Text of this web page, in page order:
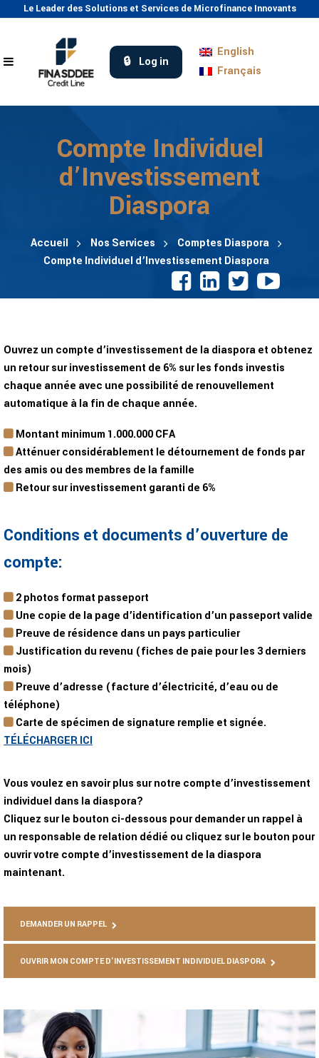
Le Leader des Solutions et Services de Microfinance Innovants
Log in
English
Français
Compte Individuel
d’Investissement
Diaspora
Accueil Nos Services
Comptes Diaspora
Compte Individuel d’Investissement Diaspora
Ouvrez un compte d’investissement de la diaspora et obtenez
un retour sur investissement de 6% sur les fonds investis
chaque année avec une possibilité de renouvellement
automatique à la fin de chaque année.
Montant minimum 1.000.000 CFA
Atténuer considérablement le détournement de fonds par
des amis ou des membres de la famille
Retour sur investissement garanti de 6%
Conditions et documents d’ouverture de
compte:
2 photos format passeport
Une copie de la page d’identification d’un passeport valide
Preuve de résidence dans un pays particulier
Justification du revenu (fiches de paie pour les 3 derniers
mois)
Preuve d’adresse (facture d’électricité, d’eau ou de
téléphone)
Carte de spécimen de signature remplie et signée.
TÉLÉCHARGER ICI
Vous voulez en savoir plus sur notre compte d’investissement
individuel dans la diaspora?
Cliquez sur le bouton ci-dessous pour demander un rappel à
un responsable de relation dédié ou cliquez sur le bouton pour
ouvrir votre compte d’investissement de la diaspora
maintenant.
DEMANDER UN RAPPEL
OUVRIR MON COMPTE D'INVESTISSEMENT INDIVIDUEL DIASPORA